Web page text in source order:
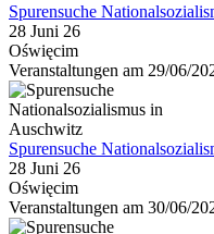
Spurensuche
28 Juni 26
Oświęcim
Veranstaltungen am 29/06/
Spurensuche
28 Juni 26
Oświęcim
Veranstaltungen am 30/06/